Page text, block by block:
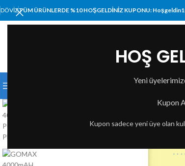
HOŞ
Yeni
Kupon
Kupon sadece yeni üye olan
DÖVIZTÜM ÜRÜNLERDE %10 HOŞGELDİNİZ KUPONU:
KATEGORI SEÇIN
ANA SAYFA